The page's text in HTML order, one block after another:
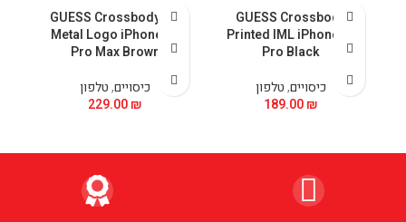
GUESS Crossbody
Printed IML iPhone 15
Pro Black
כיסויים,טלפון
189.00₪
GUESS Crossbody PU
Metal Logo iPhone 15
Pro Max Brown
כיסויים,טלפון
229.00₪